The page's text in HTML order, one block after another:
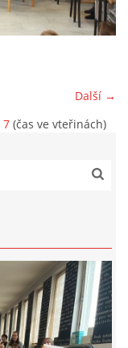
Další →
7 (čas ve vteřinách)